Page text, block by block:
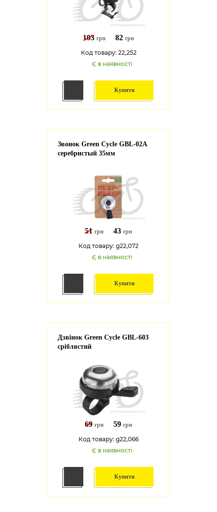
103 грн 82 грн
Код товару: 22,252
Є в наявності
Купити
Звонок Green Cycle GBL-02A
серебристый 35мм
51 грн 43 грн
Код товару: g22,072
Є в наявності
Купити
Дзвінок Green Cycle GBL-603
сріблястий
69 грн 59 грн
Код товару: g22,066
Є в наявності
Купити